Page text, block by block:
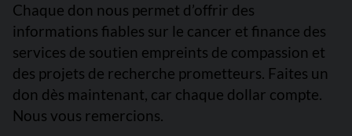
Chaque don nous permet d’offrir des
informations fiables sur le cancer et finance des
services de soutien empreints de compassion et
des projets de recherche prometteurs. Faites un
don dès maintenant, car chaque dollar compte.
Nous vous remercions.